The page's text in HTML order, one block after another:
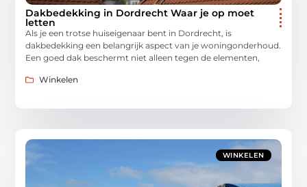
Dakbedekking in Dordrecht Waar je op moet
letten
Als je een trotse huiseigenaar bent in Dordrecht, is
dakbedekking een belangrijk aspect van je woningonderhoud.
Een goed dak beschermt niet alleen tegen de elementen,
Winkelen
WINKELEN